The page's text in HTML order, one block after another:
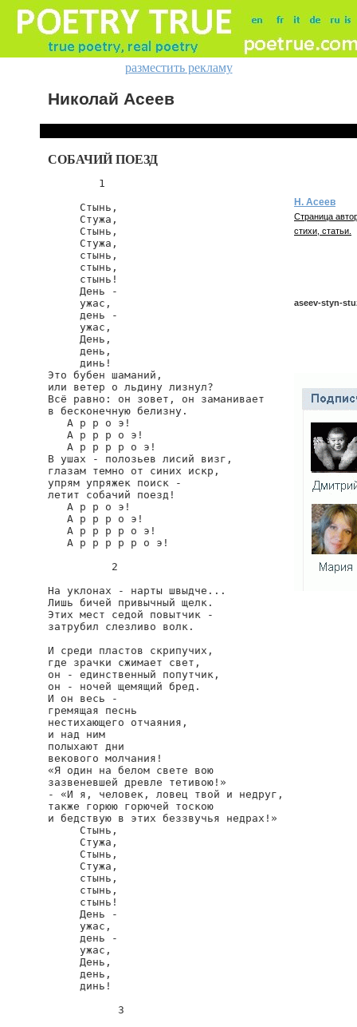
разместить рекламу
Николай Асеев
СОБАЧИЙ ПОЕЗД
        1
     Стынь,
     Стужа,
     Стынь,
     Стужа,
     стынь,
     стынь,
     стынь!
     День -
     ужас,
     день -
     ужас,
     День,
     день,
     динь!
Это бубен шаманий,
или ветер о льдину лизнул?
Всё равно: он зовет, он заманивает
в бесконечную белизну.
   А р р о э!
   А р р р о э!
   А р р р р о э!
В ушах - полозьев лисий визг,
глазам темно от синих искр,
упрям упряжек поиск -
летит собачий поезд!
   А р р о э!
   А р р р о э!
   А р р р р о э!
   А р р р р р о э!
          2
На уклонах - нарты швыдче...
Лишь бичей привычный щелк.
Этих мест седой повытчик -
затрубил слезливо волк.
И среди пластов скрипучих,
где зрачки сжимает свет,
он - единственный попутчик,
он - ночей щемящий бред.
И он весь -
гремящая песнь
нестихающего отчаяния,
и над ним
полыхают дни
векового молчания!
«Я один на белом свете вою
зазвеневшей древле тетивою!»
- «И я, человек, ловец твой и недруг,
также горюю горючей тоскою
и бедствую в этих беззвучья недрах!»
     Стынь,
     Стужа,
     Стынь,
     Стужа,
     стынь,
     стынь,
     стынь!
     День -
     ужас,
     день -
     ужас,
     День,
     день,
     динь!
           3
Н. Асеев
Страница
стихи, статьи.
aseev-styn-